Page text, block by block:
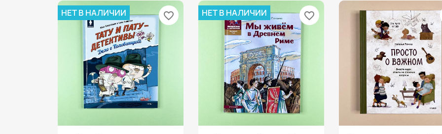
НЕТ В НАЛИЧИИ favorite_border НЕТ В НАЛИЧИИ favorite_border